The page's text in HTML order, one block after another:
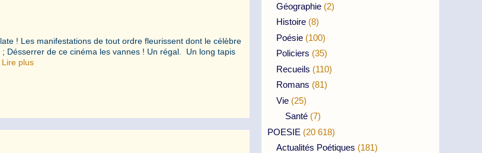
! Les manifestations de tout ordre fleurissent dont le célèbre
Désserrer de ce cinéma les vannes ! Un régal. Un long tapis
Lire plus
Géographie (2)
Histoire (8)
Poésie (100)
Policiers (35)
Recueils (110)
Romans (81)
Vie (25)
Santé (7)
POESIE (20 618)
Actualités Poétiques (181)